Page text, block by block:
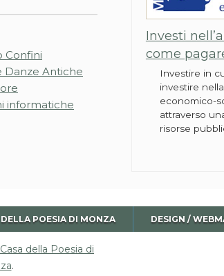
Confini
Danze Antiche
informatiche
Investi
come
Investire in
investire
economico-
attraverso
risorse
DELLA POESIA DI MONZA DESIGN /
della Poesia di
.